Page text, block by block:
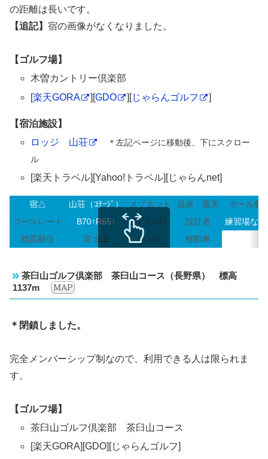
の距離は長いです。
【追記】 宿の画像がなくなりました。
【ゴルフ場】
木曽カントリー倶楽部
[楽天GORA ][GDO ][じゃらんゴルフ ]
【宿泊施設】
ロッジ 山荘
＊左記ページに移動後、下にスクロー
ル
[楽天トラベル][Yahoo!トラベル][じゃらんnet]
宿△ 山荘（ｺﾃｰｼﾞ） メゾネット 温泉・露天
ホール数
コースレート
B70↑R65↑ ﾚﾃﾞｨｰｽﾃｨ 設計者
練習場なし
標高順位
富士山 ペット 移動車
茶臼山ゴルフ倶楽部 茶臼山コース（長野県） 標高
1137m
＊閉鎖しました。
完全メンバーシップ制なので、利用できる人は限られま
す。
【ゴルフ場】
茶臼山ゴルフ倶楽部 茶臼山コース
[楽天GORA][GDO][じゃらんゴルフ]